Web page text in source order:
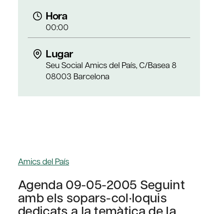
Hora
00:00
Lugar
Seu Social Amics del País, C/Basea 8
08003 Barcelona
Amics del País
Agenda 09-05-2005 Seguint
amb els sopars-col·loquis
dedicats a la temàtica de la